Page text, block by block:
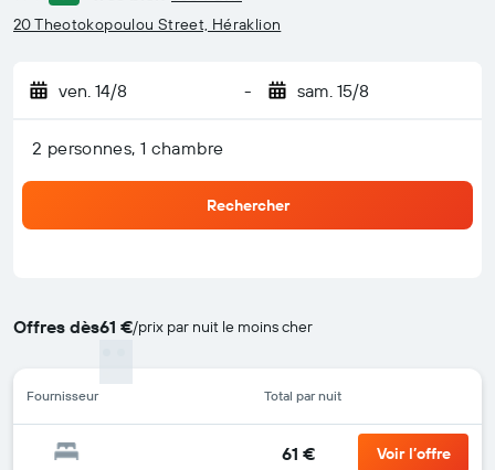
20 Theotokopoulou Street, Héraklion
ven. 14/8 - sam. 15/8
2 personnes, 1 chambre
Rechercher
Offres dès61 €/prix par nuit le moins cher
Fournisseur Total par nuit
61 € Voir l’offre